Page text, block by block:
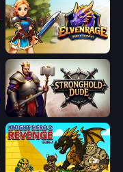
Elvenrage
Stronghold Dude